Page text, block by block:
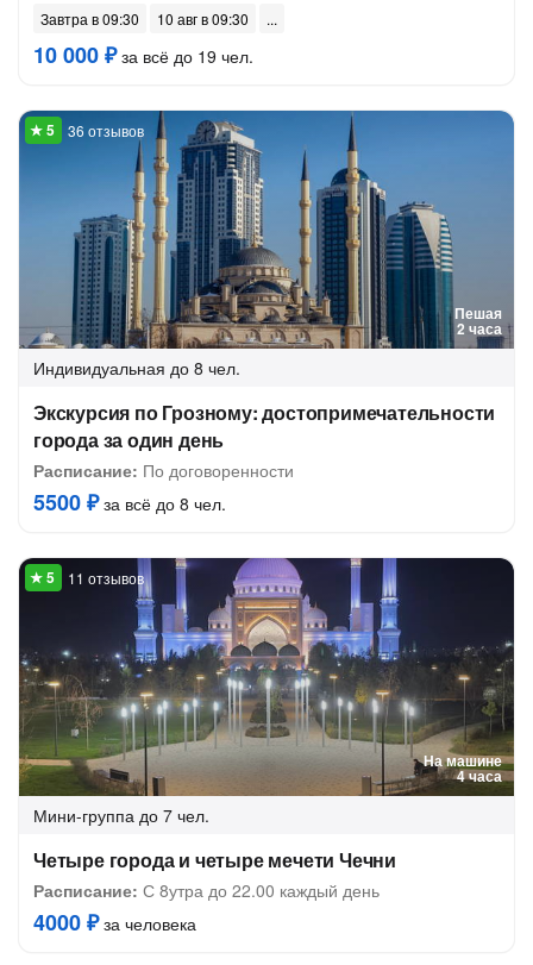
Завтра в 09:30 10 авг в 09:30
10 000 ₽за всё до 19 чел.
Пешая
2 часа
36 отзывов
Индивидуальная до 8 чел.
Экскурсия по Грозному: достопримечательности
города за один день
Расписание: По договоренности
5500 ₽за всё до 8 чел.
На машине
4 часа
11 отзывов
Мини-группа до 7 чел.
Четыре города и четыре мечети Чечни
Расписание: С 8утра до 22.00 каждый день
4000 ₽за человека